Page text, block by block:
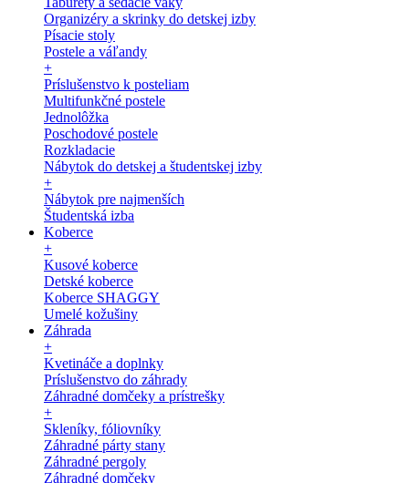
Organizéry a skrinky do detskej izby
Písacie stoly
Postele a váľandy
+
Príslušenstvo k posteliam
Multifunkčné postele
Jednolôžka
Poschodové postele
Rozkladacie
Nábytok do detskej a študentskej izby
+
Nábytok pre najmenších
Študentská izba
Koberce
+
Kusové koberce
Detské koberce
Koberce SHAGGY
Umelé kožušiny
Záhrada
+
Kvetináče a doplnky
Príslušenstvo do záhrady
Záhradné domčeky a prístrešky
+
Skleníky, fóliovníky
Záhradné párty stany
Záhradné pergoly
Záhradné domčeky